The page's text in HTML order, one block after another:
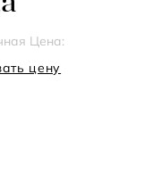
Цена:
цену